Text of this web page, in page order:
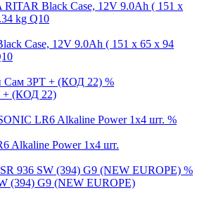
Case, 12V 9.0Ah ( 151 х 65 х 94
%
+ (КОД 22)
%
Alkaline Power 1x4 шт.
%
(394) G9 (NEW EUROPE)